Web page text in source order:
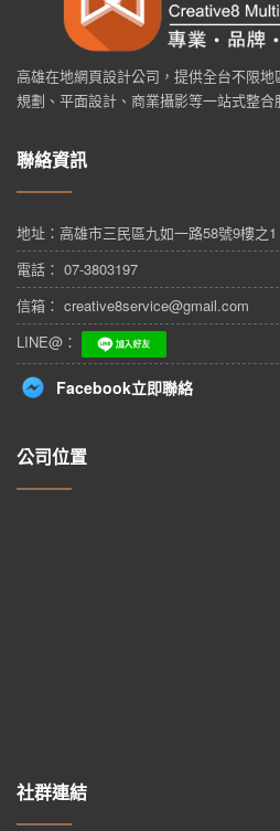
高雄在地網頁設計公司，提供全台不限
規劃、平面設計、商業攝影等一站式整合
聯絡資訊
地址： 高雄市三民區九如一路58號9樓之1
電話： 07-3803197
信箱： creative8service@gmail.com
LINE@：
Facebook立即聯絡
公司位置
社群連結